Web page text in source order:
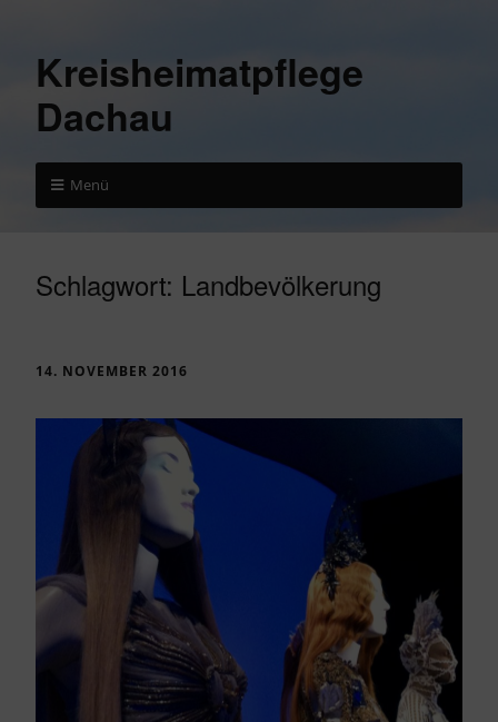
Kreisheimatpflege
Dachau
Menü
Schlagwort: Landbevölkerung
14. NOVEMBER 2016